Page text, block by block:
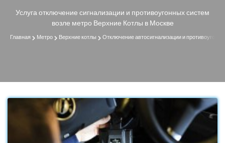
Услуга отключение сигнализации и противоугонных систем
возле метро Верхние Котлы в Москве
Главная Метро Верхние котлы Отключение автосигнализации и